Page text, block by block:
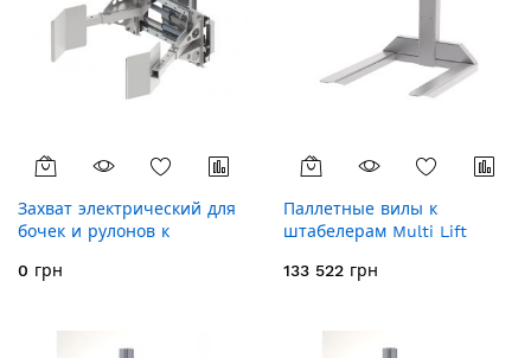
Захват электрический для
бочек и рулонов к
0 грн
Паллетные вилы к
штабелерам Multi Lift
133 522 грн